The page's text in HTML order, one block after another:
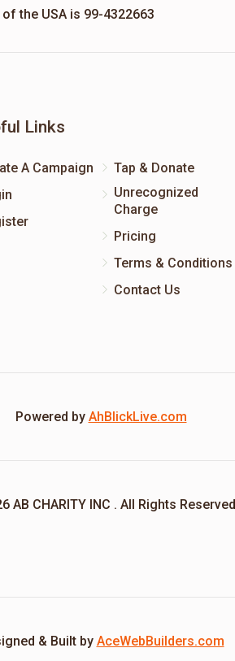
the USA is 99-4322663
Links
A Campaign
Tap & Donate
Unrecognized
Charge
Pricing
Terms & Conditions
Contact Us
Powered by AhBlickLive.com
AB CHARITY INC . All Rights Reserved
& Built by AceWebBuilders.com